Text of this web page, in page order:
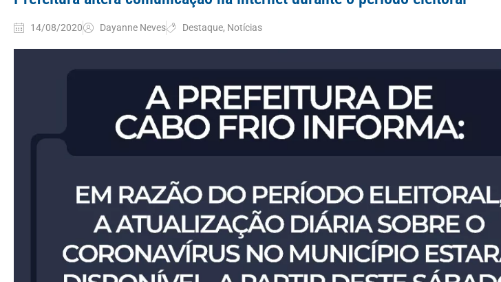
14/08/2020 Dayanne Neves Destaque, Notícias